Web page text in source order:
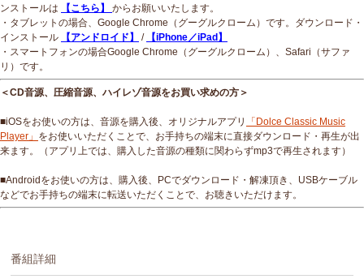
ンストールは
【こちら】
からお願いいたします。
・タブレットの場合、Google Chrome（グーグルクローム）です。ダウンロード・
インストール
【アンドロイド】 /
【iPhone／iPad】
・スマートフォンの場合Google Chrome（グーグルクローム）、Safari（サファ
リ）です。
＜CD音源、圧縮音源、ハイレゾ音源をお買い求めの方＞
■iOSをお使いの方は、音源を購入後、オリジナルアプリ
「Dolce Classic Music
Player」 をお使いいただくことで、お手持ちの端末に直接ダウンロード・再生が出
来ます。（アプリ上では、購入した音源の種類に関わらずmp3で再生されます）
■Androidをお使いの方は、購入後、PCでダウンロード・解凍頂き、USBケーブル
などでお手持ちの端末に転送いただくことで、お聴きいただけます。
番組詳細